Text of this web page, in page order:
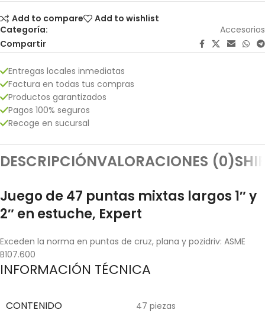
Add to compare
Add to wishlist
Categoría:
Accesorios
Compartir
Entregas locales inmediatas
Factura en todas tus compras
Productos garantizados
Pagos 100% seguros
Recoge en sucursal
DESCRIPCIÓNVALORACIONES (0)
Juego de 47 puntas mixtas largos 1″ y
2″ en estuche, Expert
Exceden la norma en puntas de cruz, plana y pozidriv: ASME
B107.600
INFORMACIÓN TÉCNICA
CONTENIDO 47 piezas